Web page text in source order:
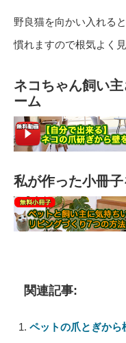
野良猫を向かい入れる
慣れますので根気よく
ネコちゃん飼い
ーム
私が作った小冊
関連記事:
ペットの爪とぎから